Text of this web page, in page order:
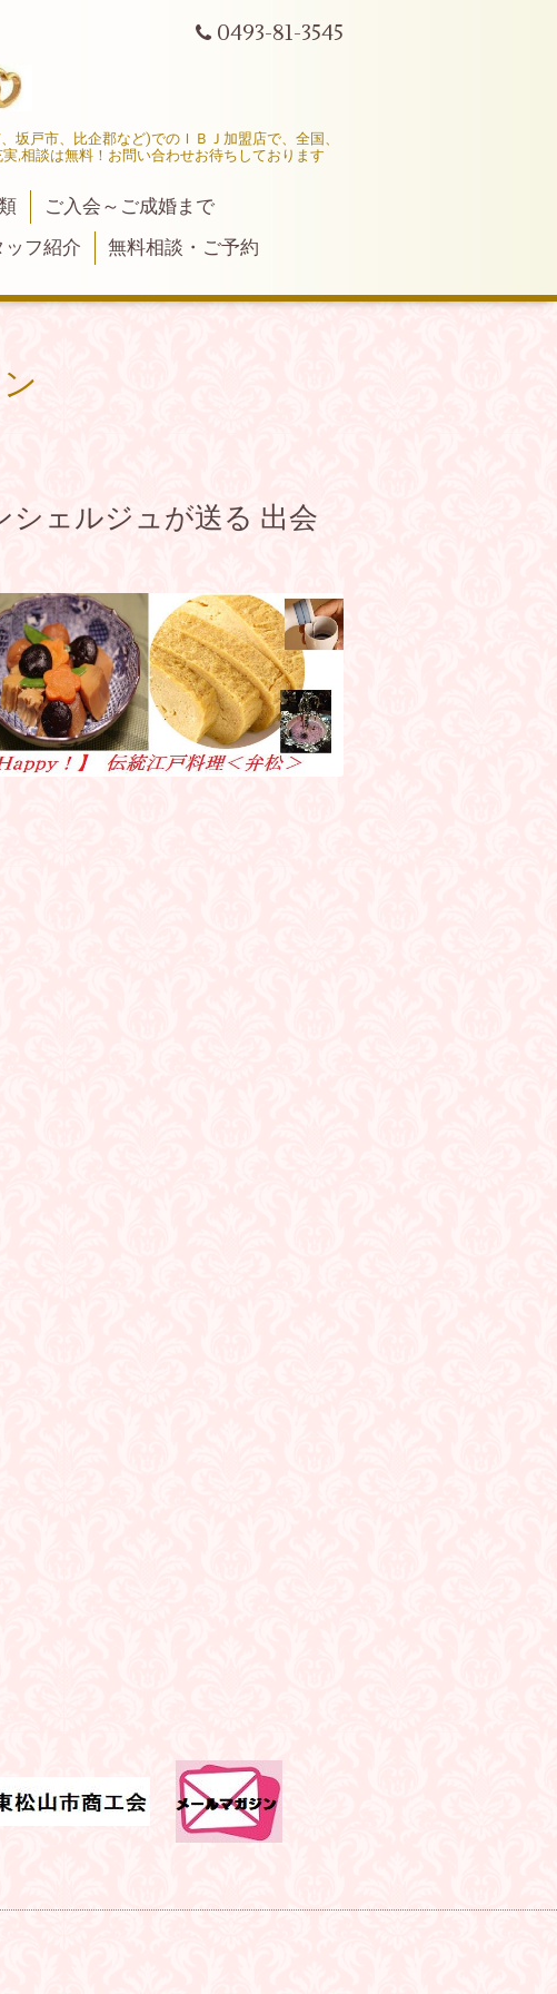
0493-81-3545
戸市、比企郡など)でのＩＢＪ加盟店で、全国、
,相談は無料！お問い合わせお待ちしております
ご入会～ご成婚まで
ッフ紹介 無料相談・ご予約
ェルジュが送る 出会